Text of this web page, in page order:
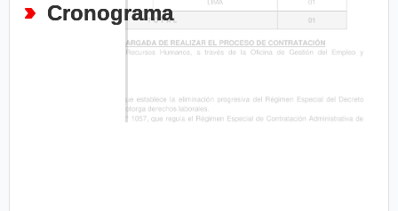
Cronograma